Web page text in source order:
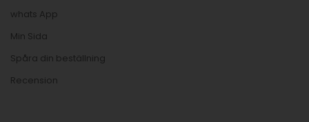
whats App
Min Sida
Spåra din beställning
Recension